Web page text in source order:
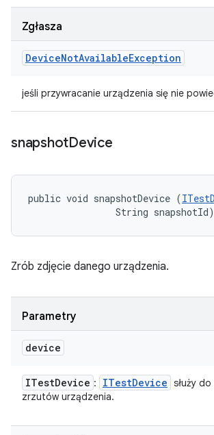
Zgłasza
DeviceNotAvailableException
jeśli przywracanie urządzenia się nie
snapshotDevice
public void snapshotDevice (
                String snapshotId)
Zrób zdjęcie danego urządzenia.
Parametry
device
ITestDevice : ITestDevice służy do
zrzutów urządzenia.